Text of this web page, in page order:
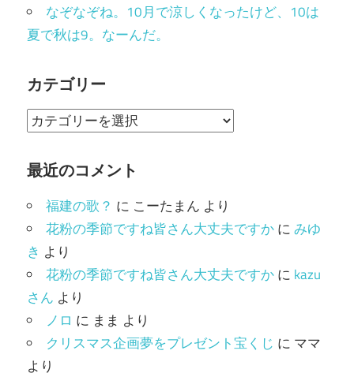
なぞなぞね。10月で涼しくなったけど、10は
夏で秋は9。なーんだ。
カテゴリー
カ
ゴ
ー
最近のコメント
福建の歌？ に こーたまん より
花粉の季節ですね皆さん大丈夫ですかにみゆ
き より
花粉の季節ですね皆さん大丈夫ですかに kazu
さん より
ノロ に まま より
クリスマス企画夢をプレゼント宝くじ に ママ
より